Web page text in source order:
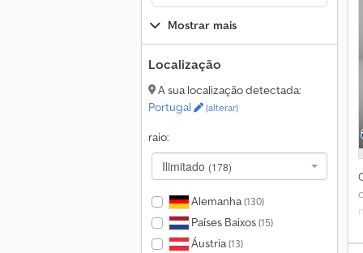
Mostrar mais
Localização
A sua localização detectada:
Portugal
(alterar)
raio:
Ilimitado (178)
Alemanha(130)
Países Baixos(15)
Áustria(13)